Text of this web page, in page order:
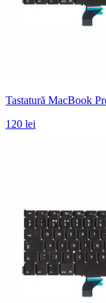
Tastatură MacBook
120 lei